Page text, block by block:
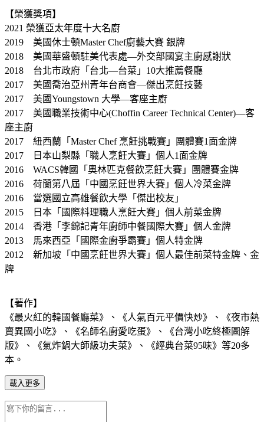
【榮獲獎項】
2021 榮獲亞太年度十大名廚
2019 美國休士頓Master Chef廚藝大賽 銀牌
2018 美國華盛頓駐美代表處—外交部國宴主廚感謝狀
2018 台北市政府「台北—台菜」10大推薦餐廳
2017 美國喬治亞州青年台商會—傑出烹飪技藝
2017 美國Youngstown 大學—客座主廚
2017 美國職業技術中心(Choffin Career Technical Center)—客
座主廚
2017 紐西蘭「Master Chef 烹飪挑戰賽」團體賽1面金牌
2017 日本山梨縣「職人烹飪大賽」個人1面金牌
2016 WACS韓國「奧林匹克餐飲烹飪大賽」團體賽金牌
2016 荷蘭第八屆「中國烹飪世界大賽」個人冷菜金牌
2016 當選國立高雄餐飲大學「傑出校友」
2015 日本「國際料理職人烹飪大賽」個人前菜金牌
2014 香港「李錦記青年廚師中餐國際大賽」個人金牌
2013 馬來西亞「國際金廚爭霸賽」個人特金牌
2012 新加坡「中國烹飪世界大賽」個人最佳前菜特金牌、金
牌
【著作】
《最火紅的韓國餐廳菜》、《人氣百元平價快炒》、《夜市熱
賣異國小吃》、《名師名廚愛吃蛋》、《台灣小吃終極圖解
版》、《氣炸鍋大師級功夫菜》、《經典台菜95味》等20多
本。
載入更多